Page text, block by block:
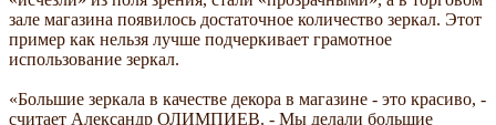
зале магазина появилось достаточное количество зеркал. Этот
пример как нельзя лучше подчеркивает грамотное
использование зеркал.
«Большие зеркала в качестве декора в магазине - это красиво, -
считает Александр ОЛИМПИЕВ. - Мы делали большие